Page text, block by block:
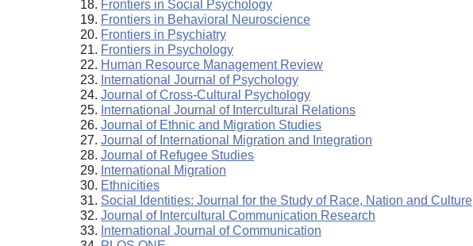
Frontiers in Social Psychology
Frontiers in Behavioral Neuroscience
Frontiers in Psychiatry
Frontiers in Psychology
Human Resource Management Review
International Journal of Psychology
Journal of Cross-Cultural Psychology
International Journal of Intercultural Relations
Journal of Ethnic and Migration Studies
Journal of International Migration and Integration
Journal of Refugee Studies
International Migration
Ethnicities
Social Identities: Journal for the Study of Race, Nation and Culture
Journal of Intercultural Communication Research
International Journal of Communication